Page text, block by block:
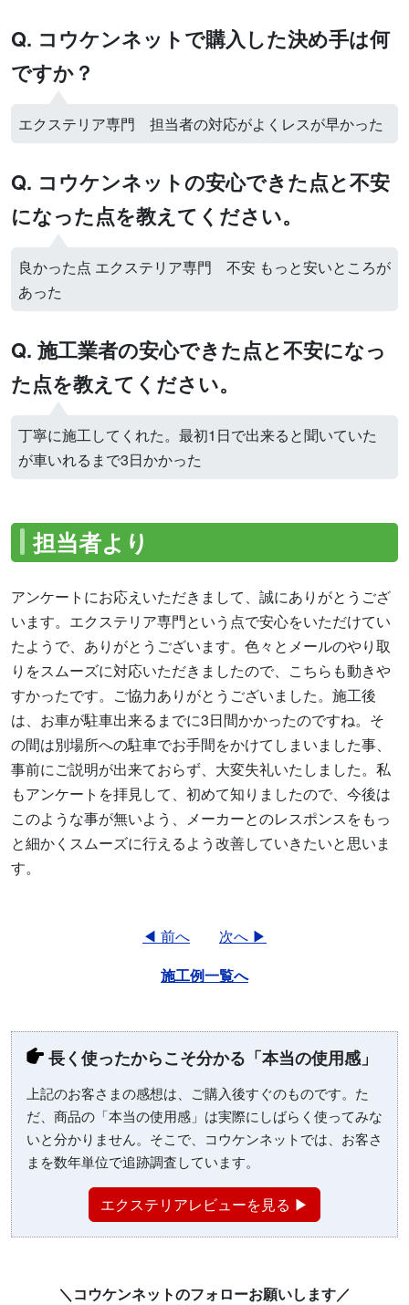
Q. コウケンネットで購入した決め手は何
ですか？
エクステリア専門 担当者の対応がよくレスが早かった
Q. コウケンネットの安心できた点と不安
になった点を教えてください。
良かった点 エクステリア専門 不安 もっと安いところが
あった
Q. 施工業者の安心できた点と不安になっ
た点を教えてください。
丁寧に施工してくれた。最初1日で出来ると聞いていた
が車いれるまで3日かかった
担当者より
アンケートにお応えいただきまして、誠にありがとうござ
います。エクステリア専門という点で安心をいただけてい
たようで、ありがとうございます。色々とメールのやり取
りをスムーズに対応いただきましたので、こちらも動きや
すかったです。ご協力ありがとうございました。施工後
は、お車が駐車出来るまでに3日間かかったのですね。そ
の間は別場所への駐車でお手間をかけてしまいました事、
事前にご説明が出来ておらず、大変失礼いたしました。私
もアンケートを拝見して、初めて知りましたので、今後は
このような事が無いよう、メーカーとのレスポンスをもっ
と細かくスムーズに行えるよう改善していきたいと思いま
す。
◀ 前へ
次へ ▶
施工例一覧へ
長く使ったからこそ分かる「本当の使用感」
上記のお客さまの感想は、ご購入後すぐのものです。た
だ、商品の「本当の使用感」は実際にしばらく使ってみな
いと分かりません。そこで、コウケンネットでは、お客さ
まを数年単位で追跡調査しています。
エクステリアレビューを見る ▶
＼コウケンネットのフォローお願いします／